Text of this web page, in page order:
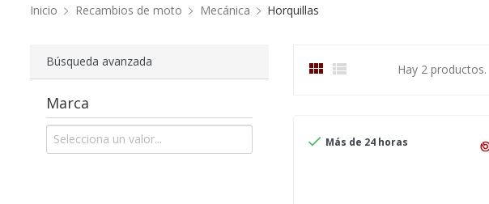
Inicio Recambios de moto Mecánica Horquillas
Búsqueda avanzada
Marca
  Hay 2 productos.
 Más de 24 horas